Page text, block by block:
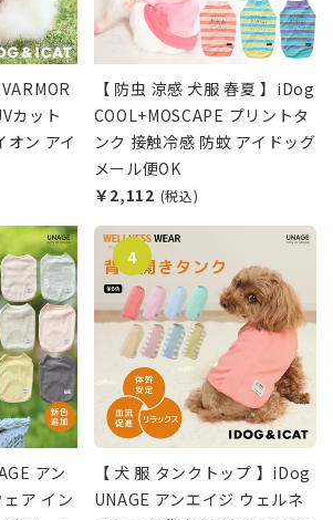
カット
オン アイ
【 防虫 涼感 犬服 春夏 】iDog
COOL+MOSCAPE プリントタ
ンク 接触冷感 防蚊 アイドッグ
メール便OK
￥2,112 (税込)
アン
ア イン
【 犬 服 タンクトップ 】iDog
UNAGE アンエイジ ウェルネ